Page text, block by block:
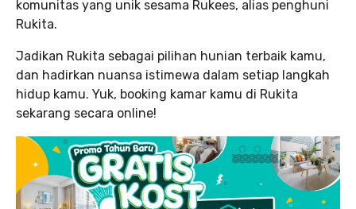
komunitas yang unik sesama Rukees, alias penghuni
Rukita.
Jadikan Rukita sebagai pilihan hunian terbaik kamu,
dan hadirkan nuansa istimewa dalam setiap langkah
hidup kamu. Yuk, booking kamar kamu di Rukita
sekarang secara online!